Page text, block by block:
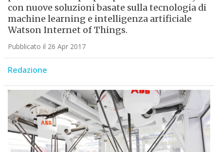
con nuove soluzioni basate sulla tecnologia di
machine learning e intelligenza artificiale
Watson Internet of Things.
Pubblicato il 26 Apr 2017
Redazione